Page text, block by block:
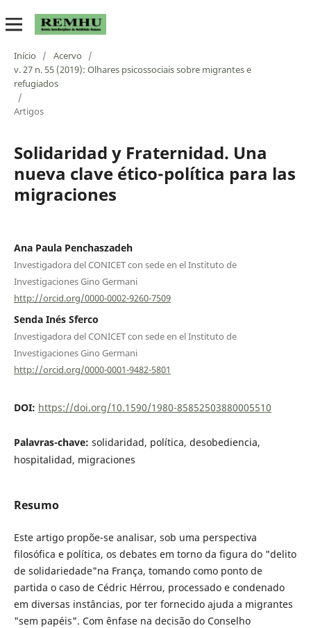
Início / Acervo
/
v. 27 n. 55 (2019): Olhares psicossociais sobre migrantes e
refugiados
/
Artigos
Solidaridad y Fraternidad. Una
nueva clave ético-política para las
migraciones
Ana Paula Penchaszadeh
Investigadora del CONICET con sede en el Instituto de
Investigaciones Gino Germani
http://orcid.org/0000-0002-9260-7509
Senda Inés Sferco
Investigadora del CONICET con sede en el Instituto de
Investigaciones Gino Germani
http://orcid.org/0000-0001-9482-5801
DOI: https://doi.org/10.1590/1980-85852503880005510
Palavras-chave: solidaridad, política, desobediencia,
hospitalidad, migraciones
Resumo
Este artigo propõe-se analisar, sob uma perspectiva
filosófica e política, os debates em torno da figura do "delito
de solidariedade"na França, tomando como ponto de
partida o caso de Cédric Hérrou, processado e condenado
em diversas instâncias, por ter fornecido ajuda a migrantes
"sem papéis". Com ênfase na decisão do Conselho